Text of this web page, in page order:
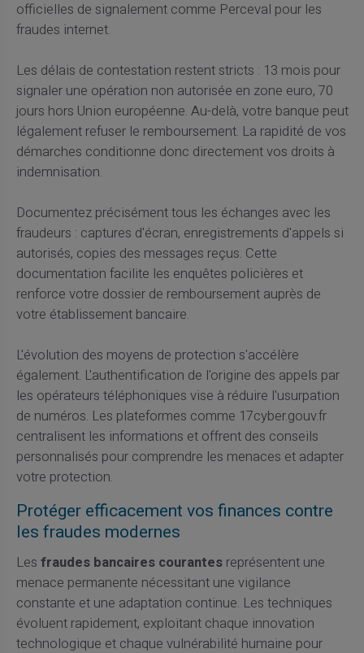
officielles de signalement comme Perceval pour les
fraudes internet.
Les délais de contestation restent stricts : 13 mois pour
signaler une opération non autorisée en zone euro, 70
jours hors Union européenne. Au-delà, votre banque peut
légalement refuser le remboursement. La rapidité de vos
démarches conditionne donc directement vos droits à
indemnisation.
Documentez précisément tous les échanges avec les
fraudeurs : captures d'écran, enregistrements d'appels si
autorisés, copies des messages reçus. Cette
documentation facilite les enquêtes policières et
renforce votre dossier de remboursement auprès de
votre établissement bancaire.
L'évolution des moyens de protection s'accélère
également. L'authentification de l'origine des appels par
les opérateurs téléphoniques vise à réduire l'usurpation
de numéros. Les plateformes comme 17cyber.gouv.fr
centralisent les informations et offrent des conseils
personnalisés pour comprendre les menaces et adapter
votre protection.
Protéger efficacement vos finances contre
les fraudes modernes
Les fraudes bancaires courantesreprésentent une
menace permanente nécessitant une vigilance
constante et une adaptation continue. Les techniques
évoluent rapidement, exploitant chaque innovation
technologique et chaque vulnérabilité humaine pour